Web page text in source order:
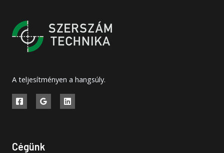
A teljesítményen a hangsúly.
Cégünk